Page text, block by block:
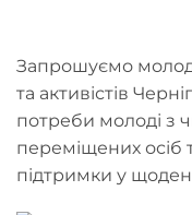
Запрошуємо
та активістів
потреби молоді з
переміщених осіб
підтримки у